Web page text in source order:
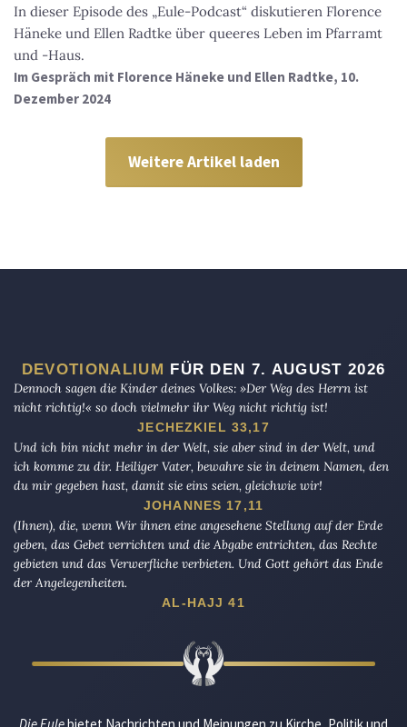
In dieser Episode des „Eule-Podcast“ diskutieren Florence
Häneke und Ellen Radtke über queeres Leben im Pfarramt
und -Haus.
Im Gespräch mit Florence Häneke und Ellen Radtke, 10.
Dezember 2024
Weitere Artikel laden
DEVOTIONALIUM FÜR DEN 7. AUGUST 2026
Dennoch sagen die Kinder deines Volkes: »Der Weg des Herrn ist
nicht richtig!« so doch vielmehr ihr Weg nicht richtig ist!
JECHEZKIEL 33,17
Und ich bin nicht mehr in der Welt, sie aber sind in der Welt, und
ich komme zu dir. Heiliger Vater, bewahre sie in deinem Namen, den
du mir gegeben hast, damit sie eins seien, gleichwie wir!
JOHANNES 17,11
(Ihnen), die, wenn Wir ihnen eine angesehene Stellung auf der Erde
geben, das Gebet verrichten und die Abgabe entrichten, das Rechte
gebieten und das Verwerfliche verbieten. Und Gott gehört das Ende
der Angelegenheiten.
AL-HAJJ 41